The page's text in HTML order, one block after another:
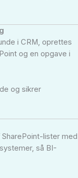
i CRM, oprettes
og en opgave i
og sikrer
lister med
så BI-